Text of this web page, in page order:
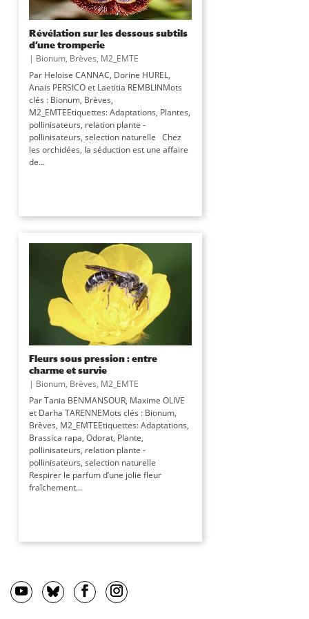
Révélation sur les dessous subtils
d’une tromperie
| Bionum, Brèves, M2_EMTE
Par Heloise CANNAC, Dorine HUREL,
Anais PERSICO et Laetitia REMBLINMots
clés : Bionum, Brèves,
M2_EMTEEtiquettes: Adaptations, Plantes,
pollinisateurs, relation plante -
pollinisateurs, selection naturelle Chez
les orchidées, la séduction est une affaire
de...
Fleurs sous pression : entre
charme et survie
| Bionum, Brèves, M2_EMTE
Par Tania BENMANSOUR, Maxime OLIVE
et Darha TARENNEMots clés : Bionum,
Brèves, M2_EMTEEtiquettes: Adaptations,
Brassica rapa, Odorat, Plante,
pollinisateurs, relation plante -
pollinisateurs, selection naturelle
Respirer le parfum d’une jolie fleur
fraîchement...